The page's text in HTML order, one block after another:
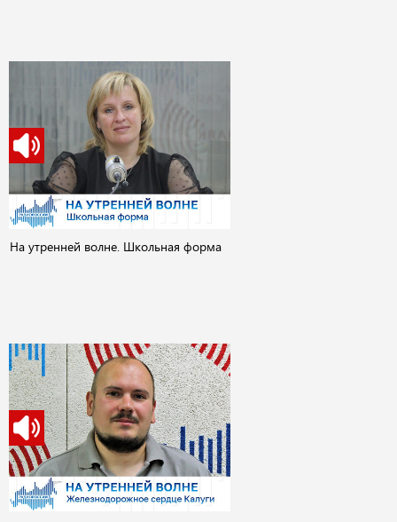
На утренней волне. Школьная форма